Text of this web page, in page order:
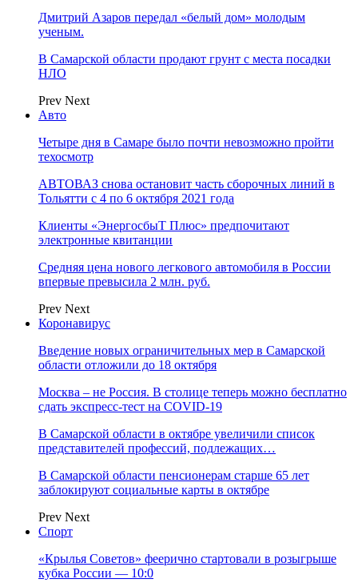
Дмитрий Азаров передал «белый дом» молодым
ученым.
В Самарской области продают грунт с места посадки
НЛО
Prev Next
Авто
Четыре дня в Самаре было почти невозможно пройти
техосмотр
АВТОВАЗ снова остановит часть сборочных линий в
Тольятти с 4 по 6 октября 2021 года
Клиенты «ЭнергосбыТ Плюс» предпочитают
электронные квитанции
Средняя цена нового легкового автомобиля в России
впервые превысила 2 млн. руб.
Prev Next
Коронавирус
Введение новых ограничительных мер в Самарской
области отложили до 18 октября
Москва – не Россия. В столице теперь можно бесплатно
сдать экспресс-тест на COVID-19
В Самарской области в октябре увеличили список
представителей профессий, подлежащих…
В Самарской области пенсионерам старше 65 лет
заблокируют социальные карты в октябре
Prev Next
Спорт
«Крылья Советов» феерично стартовали в розыгрыше
кубка России — 10:0